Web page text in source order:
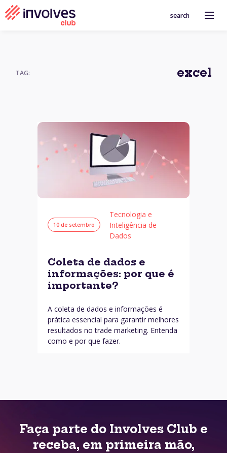
search
TAG: excel
10 de setembro
Tecnologia e
Inteligência de
Dados
Coleta de dados e
informações: por que é
importante?
A coleta de dados e informações é
prática essencial para garantir melhores
resultados no trade marketing. Entenda
como e por que fazer.
Faça parte do Involves Club e
receba, em primeira mão,